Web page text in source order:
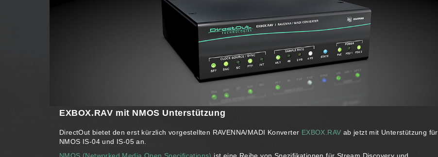
EXBOX.RAV mit NMOS Unterstützung
DirectOut bietet den erst kürzlich vorgestellten RAVENNA/MADI Konverter EXBOX.RAV ab jetzt mit Unterstützung für
NMOS IS-04 und IS-05 an.